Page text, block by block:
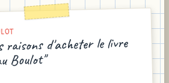
raisons d'acheter le livre
Boulot"